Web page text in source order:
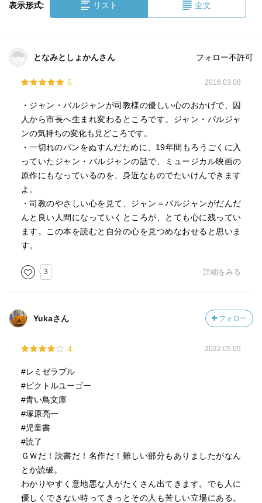
表示形式: リスト 全文
となみとしょかんさん フォロー不許可
5 2016.03.08
・ジャン・バルジャンが司教様の優しい心のおかげで、囚
人から市長へ生まれ変わるところです。ジャン・バルジャ
ンの気持ちの変化も見どころです。
・一切れのパンをぬすんだために、19年間もろうごくに入
っていたジャン・バルジャンの話で、ミュージカル映画の
原作にもなっているのを、身近なものでたいけんできます
よ。
・司教のやさしい心を見て、ジャン＝バルジャンがだんだ
んと良い人間になっていくところが、とても心に残ってい
ます。この本を読むと自分の心を見つめなおせると思いま
す。
3 詳細をみる
Yukaさん フォロー
4 2022.05.05
#レミゼラブル
#ビクトルユーゴー
#青い鳥文庫
#塚原亮一
#児童書
#読了
ＧＷだ！読書だ！名作だ！難しい部分もありましたがなん
とか読破。
わかりやすく意地悪な人がたくさん出てきます。でも人に
優しくできない時ってきっとその人も苦しい立場にある。